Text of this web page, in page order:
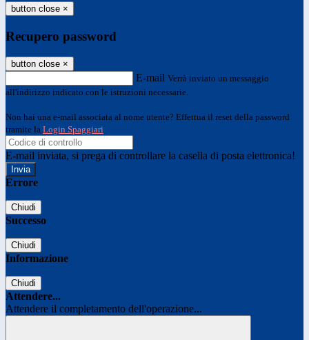
button close ×
Recupero password
button close ×
E-mail Verrà inviato un messaggio
all'indirizzo indicato con le istruzioni necessarie.
Non hai una e-mail associata al nome utente? Effettua il reset della password
tramite la Login Spaggiari
E-mail inviata, si prega di controllare la casella di posta elettronica!
Errore
Chiudi
Successo
Chiudi
Informazione
Chiudi
Attendere...
Attendere il completamento dell'operazione...